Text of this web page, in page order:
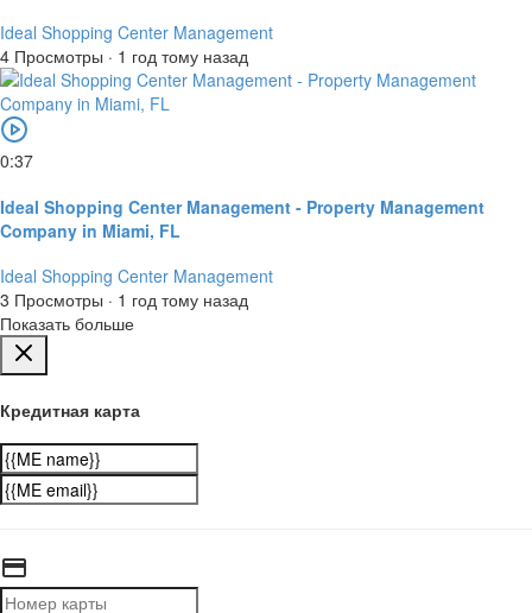
Ideal Shopping Center Management
4 Просмотры · 1 год тому назад
0:37
Ideal Shopping Center Management - Property Management
Company in Miami, FL
Ideal Shopping Center Management
3 Просмотры · 1 год тому назад
Показать больше
Кредитная карта